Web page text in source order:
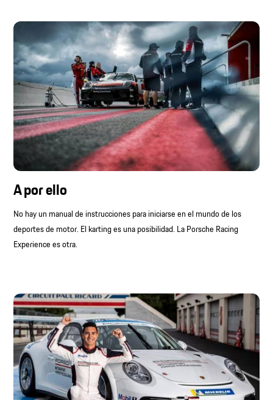
A por ello
No hay un manual de instrucciones para iniciarse en el mundo de los
deportes de motor. El karting es una posibilidad. La Porsche Racing
Experience es otra.